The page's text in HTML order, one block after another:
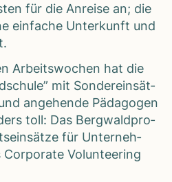
für die Anreise an; die
ein­fa­che Unter­kunft und
Arbeits­wo­chen hat die
mit Son­der­ein­sät­
ange­hende Päd­ago­gen
toll: Das Berg­wald­pro­
für Unter­neh­
Cor­po­rate Vol­un­tee­ring